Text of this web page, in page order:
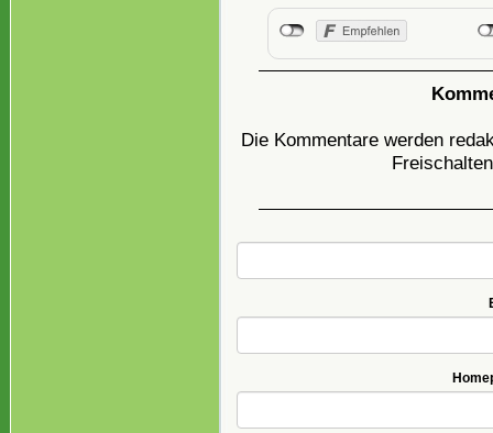
Die Kommentare werden